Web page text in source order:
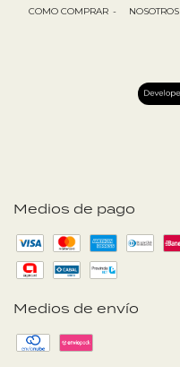
Medios de pago
Medios de envío
COMO COMPRAR - NOSOTROS